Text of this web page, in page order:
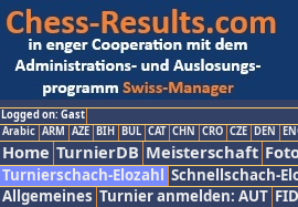
Logged on: Gast
Arabic ARM AZE BIH BUL CAT CHN CRO CZE DEN
Home TurnierDB Meisterschaft
Turnierschach-Elozahl Schnellschach-
Allgemeines Turnier anmelden: AUT